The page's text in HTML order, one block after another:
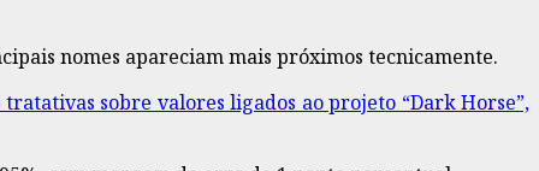
nomes apareciam mais próximos tecnicamente.
sobre valores ligados ao projeto “Dark Horse”,